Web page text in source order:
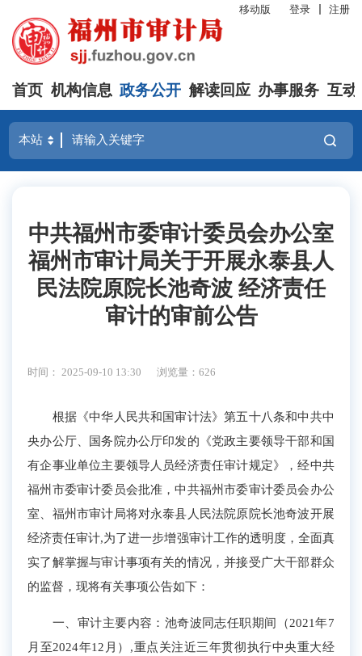
移动版 登录 注册
首页 机构信息 政务公开 解读回应 办事服务 互动
中共福州市委审计委员会办公室
福州市审计局关于开展永泰县人
民法院原院长池奇波 经济责任
审计的审前公告
时间： 2025-09-10 13:30 浏览量：626
根据《中华人民共和国审计法》第五十八条和中共中
央办公厅、国务院办公厅印发的《党政主要领导干部和国
有企事业单位主要领导人员经济责任审计规定》，经中共
福州市委审计委员会批准，中共福州市委审计委员会办公
室、福州市审计局将对永泰县人民法院原院长池奇波开展
经济责任审计,为了进一步增强审计工作的透明度，全面真
实了解掌握与审计事项有关的情况，并接受广大干部群众
的监督，现将有关事项公告如下：
一、审计主要内容：池奇波同志任职期间（2021年7
月至2024年12月）,重点关注近三年贯彻执行中央重大经